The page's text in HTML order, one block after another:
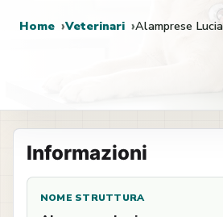
Home Veterinari Alamprese Lucia
Informazioni
NOME STRUTTURA